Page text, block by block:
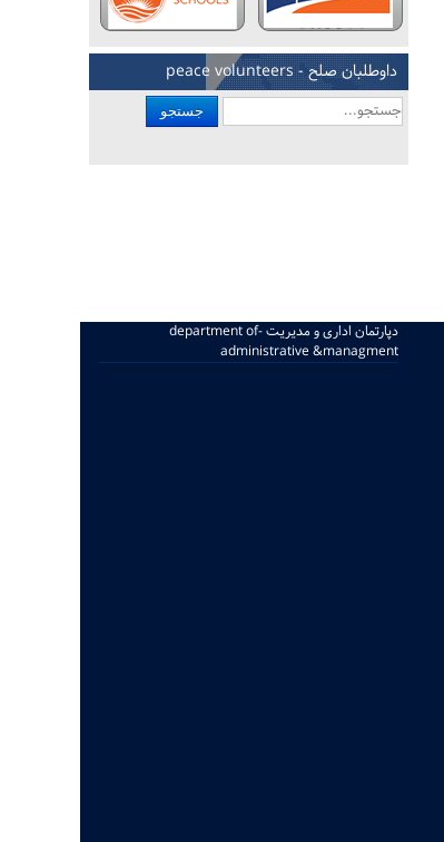
داوطلبان صلح - peace volunteers
جستجو
دپارتمان اداری و مدیریت -department of
administrative &managment